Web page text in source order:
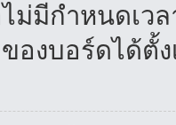
ม่มีกำหนดเว
องบอร์ดได้ตั้ง